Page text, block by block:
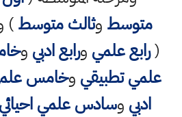
متوسط وثالث متوسط)
(رابع علمي ورابع ادبي و
علمي تطبيقي وخامس
ادبي وسادس علمي احيائي